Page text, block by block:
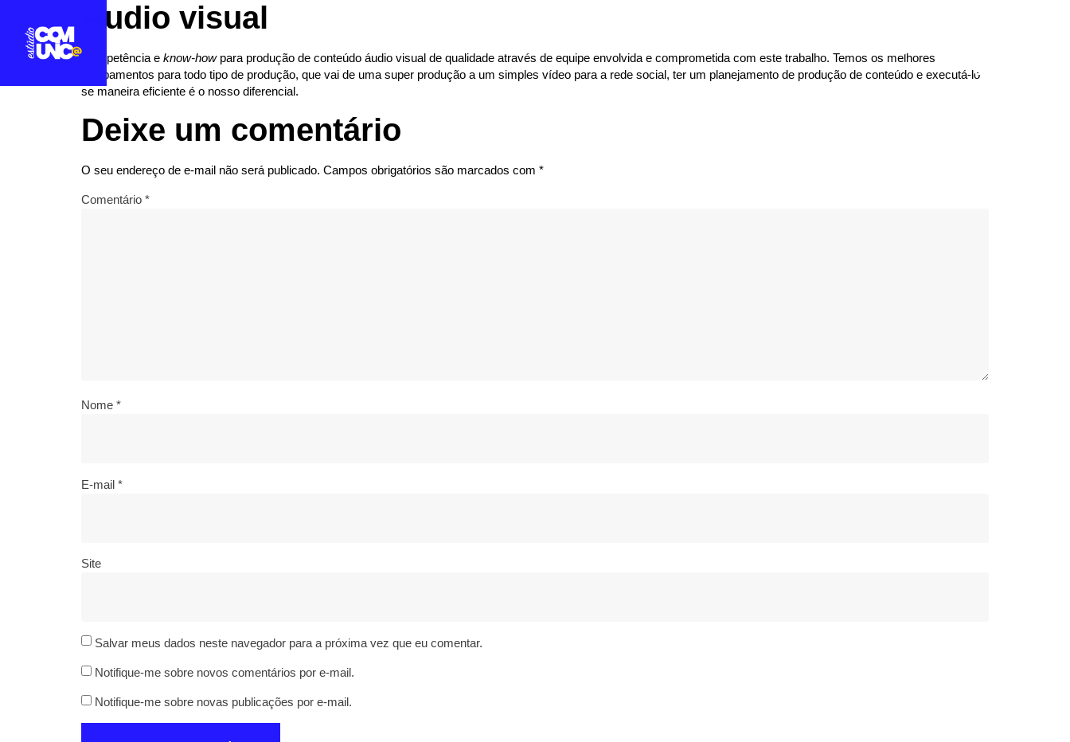
PORTFÓLIO
Áudio visual
Competência e know-howpara produção de conteúdo áudio visual de qualidade através de equipe envolvida e comprometida com este trabalho. Temos os melhores
equipamentos para todo tipo de produção, que vai de uma super produção a um simples vídeo para a rede social, ter um planejamento de produção de conteúdo e executá-lo
se maneira eficiente é o nosso diferencial.
Deixe um comentário
O seu endereço de e-mail não será publicado. Campos obrigatórios são marcados com *
Comentário *
Nome *
E-mail *
Site
Salvar meus dados neste navegador para a próxima vez que eu comentar.
Notifique-me sobre novos comentários por e-mail.
Notifique-me sobre novas publicações por e-mail.